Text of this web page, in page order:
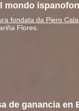
mondo
fondata da Piero
Flores.
de ganancia en